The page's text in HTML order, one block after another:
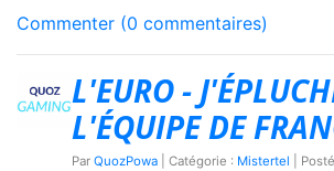
Commenter (0 commentaires)
L'EURO -
L'ÉQUIPE DE
Par QuozPowa | Catégorie : Mistertel |